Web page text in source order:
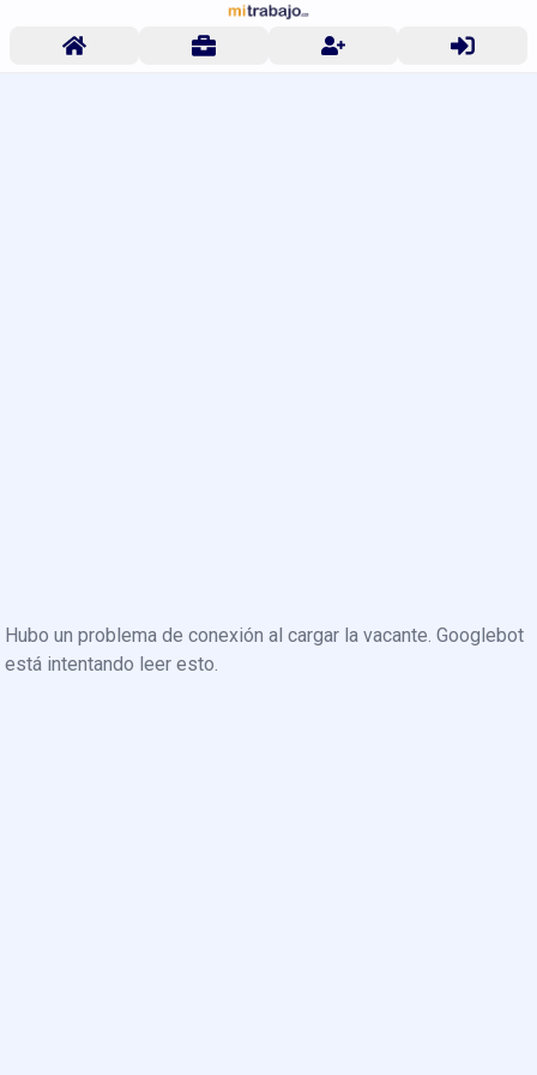
Hubo un problema de conexión al cargar la vacante. Googlebot
está intentando leer esto.